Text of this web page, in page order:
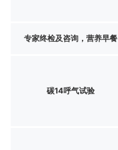
专家终检及咨询，营养早餐
碳14呼气试验